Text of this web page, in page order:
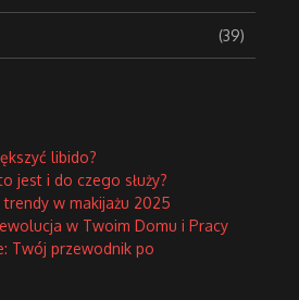
(39)
libido?
jest i do czego służy?
w makijażu 2025
w Twoim Domu i Pracy
Twój przewodnik po